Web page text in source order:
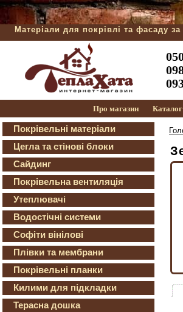
Матеріали для покрівлі та фасаду
Про магазин Каталог
Покрівельні матеріали
Цегла та стінові блоки
Сайдинг
Покрівельна вентиляція
Утеплювачі
Водостічні системи
Софіти вінілові
Плівки та мембрани
Покрівельні планки
Килими для підкладки
Терасна дошка